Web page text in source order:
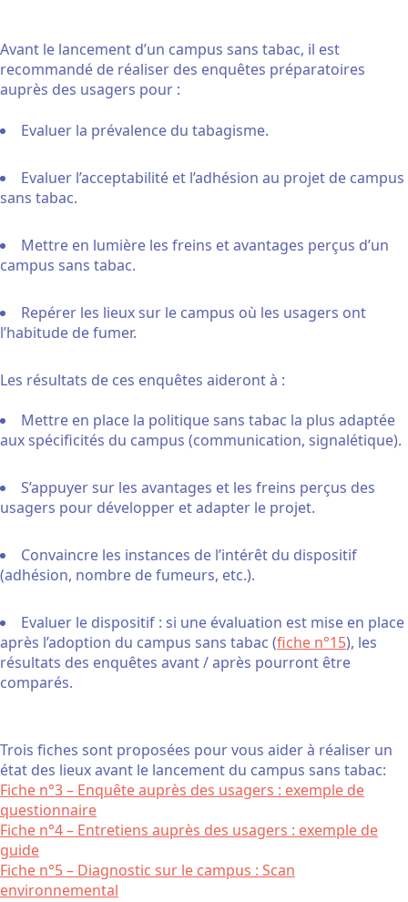
Avant le lancement d’un campus sans tabac, il est
recommandé de réaliser des enquêtes préparatoires
auprès des usagers pour :
Evaluer la prévalence du tabagisme.
Evaluer l’acceptabilité et l’adhésion au projet de campus
sans tabac.
Mettre en lumière les freins et avantages perçus d’un
campus sans tabac.
Repérer les lieux sur le campus où les usagers ont
l’habitude de fumer.
Les résultats de ces enquêtes aideront à :
Mettre en place la politique sans tabac la plus adaptée
aux spécificités du campus (communication, signalétique).
S’appuyer sur les avantages et les freins perçus des
usagers pour développer et adapter le projet.
Convaincre les instances de l’intérêt du dispositif
(adhésion, nombre de fumeurs, etc.).
Evaluer le dispositif : si une évaluation est mise en place
après l’adoption du campus sans tabac (fiche n°15), les
résultats des enquêtes avant / après pourront être
comparés.
Trois fiches sont proposées pour vous aider à réaliser un
état des lieux avant le lancement du campus sans tabac:
Fiche n°3 – Enquête auprès des usagers : exemple de
questionnaire
Fiche n°4 – Entretiens auprès des usagers : exemple de
guide
Fiche n°5 – Diagnostic sur le campus : Scan
environnemental